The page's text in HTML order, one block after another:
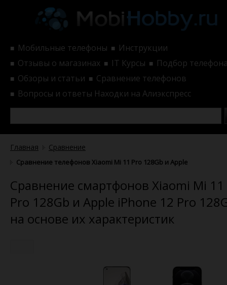
■ Мобильные телефоны ■ Инструкции
■ Отзывы о магазинах ■ IT Курсы ■ Подбор
■ Обзоры и статьи ■ Сравнение телефонов
■ Вопросы и ответы Находки на Алиэкспресс
Главная Сравнение
Сравнение телефонов Xiaomi Mi 11 Pro 128Gb и Apple iPhone 12
Сравнение смартфонов Xiaomi Mi 11
Pro 128Gb и Apple iPhone 12 Pro
на основе их характеристик